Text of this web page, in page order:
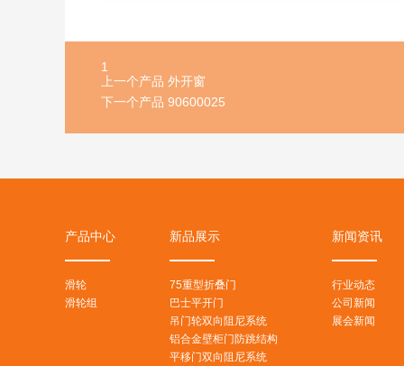
1
上一个产品 外开窗
下一个产品 90600025
产品中心
滑轮
滑轮组
新品展示
75重型折叠门
巴士平开门
吊门轮双向阻尼系统
铝合金壁柜门防跳结构
平移门双向阻尼系统
新闻资讯
行业动态
公司新闻
展会新闻